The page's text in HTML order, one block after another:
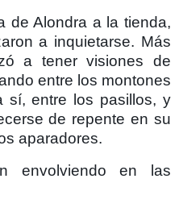
de Alondra a la tienda,
a inquietarse. Más
a tener visiones de
entre los montones
sí, entre los pasillos, y
de repente en su
aparadores.
envolviendo en las